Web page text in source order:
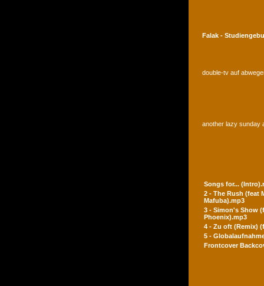
Falak -
double-tv auf
another lazy sunday
Songs for...
2 - The Rush (feat
Mafuba).mp3
3 - Simon's Show
Phoenix).mp3
4 - Zu oft (Remix)
5 -
Frontcover